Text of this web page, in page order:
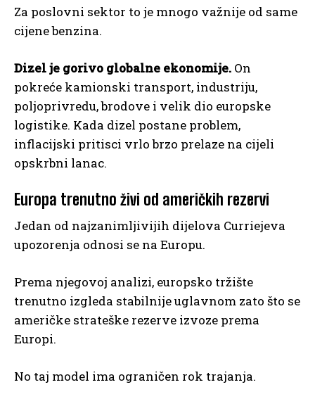
Za poslovni sektor to je mnogo važnije od same
cijene benzina.
Dizel je gorivo globalne ekonomije. On
pokreće kamionski transport, industriju,
poljoprivredu, brodove i velik dio europske
logistike. Kada dizel postane problem,
inflacijski pritisci vrlo brzo prelaze na cijeli
opskrbni lanac.
Europa trenutno živi od američkih rezervi
Jedan od najzanimljivijih dijelova Curriejeva
upozorenja odnosi se na Europu.
Prema njegovoj analizi, europsko tržište
trenutno izgleda stabilnije uglavnom zato što se
američke strateške rezerve izvoze prema
Europi.
No taj model ima ograničen rok trajanja.